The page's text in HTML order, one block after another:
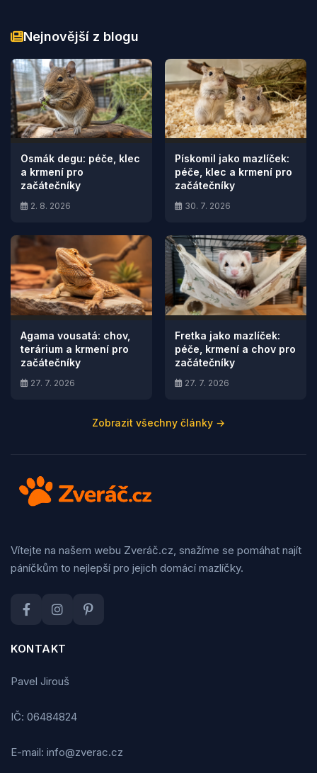
Nejnovější z blogu
Osmák degu: péče, klec
a krmení pro
začátečníky
2. 8. 2026
Pískomil jako mazlíček:
péče, klec a krmení pro
začátečníky
30. 7. 2026
Agama vousatá: chov,
terárium a krmení pro
začátečníky
27. 7. 2026
Fretka jako mazlíček:
péče, krmení a chov pro
začátečníky
27. 7. 2026
Zobrazit všechny články →
Vítejte na našem webu Zveráč.cz, snažíme se pomáhat najít
páníčkům to nejlepší pro jejich domácí mazlíčky.
KONTAKT
Pavel Jirouš
IČ: 06484824
E-mail: info@zverac.cz